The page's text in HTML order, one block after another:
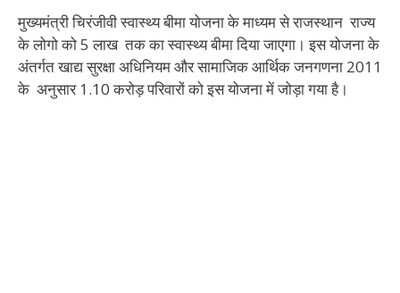
मुख्यमंत्री चिरंजीवी स्वास्थ्य बीमा योजना के माध्यम से राजस्थान राज्य
के लोगो को 5 लाख तक का स्वास्थ्य बीमा दिया जाएगा। इस योजना के
अंतर्गत खाद्य सुरक्षा अधिनियम और सामाजिक आर्थिक जनगणना 2011
के अनुसार 1.10 करोड़ परिवारों को इस योजना में जोड़ा गया है।